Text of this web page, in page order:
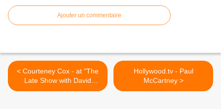
Ajouter un commentaire
< Courteney Cox - at "The
Late Show with David
Letterman" in NYC
Hollywood.tv - Paul
McCartney >